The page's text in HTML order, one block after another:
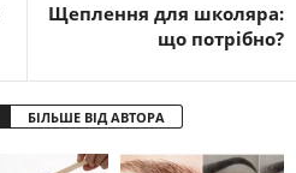
Щеплення для школяра:
що потрібно?
БІЛЬШЕ ВІД АВТОРА